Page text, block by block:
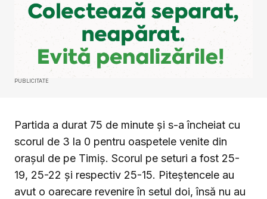
PUBLICITATE
Partida a durat 75 de minute și s-a încheiat cu
scorul de 3 la 0 pentru oaspetele venite din
orașul de pe Timiș. Scorul pe seturi a fost 25-
19, 25-22 și respectiv 25-15. Piteștencele au
avut o oarecare revenire în setul doi, însă nu au